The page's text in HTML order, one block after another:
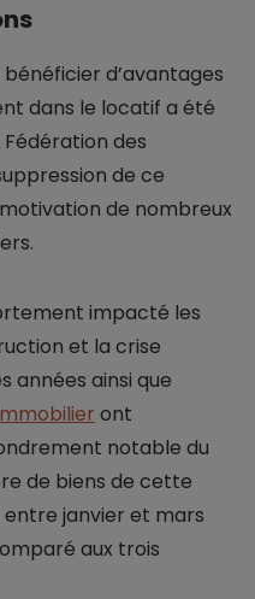
d’avantages
dans le locatif a été
des
de ce
de nombreux
impacté les
et la crise
années ainsi que
ont
notable du
de biens de cette
janvier et mars
aux trois